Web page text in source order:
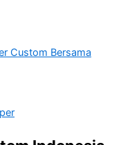
Custom Bersama